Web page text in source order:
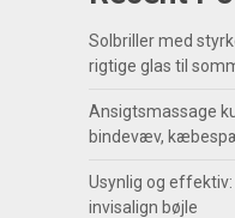
Solbriller med
rigtige glas til
Ansigtsmassage
bindevæv,
Usynlig og
invisalign bøjle